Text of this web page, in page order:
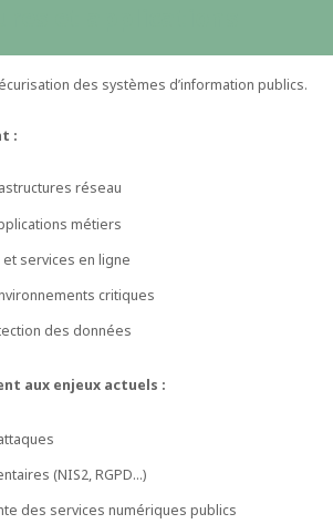
des systèmes d’information publics.
:
réseau
métiers
services en ligne
critiques
des données
aux enjeux actuels :
(NIS2, RGPD…)
des services numériques publics